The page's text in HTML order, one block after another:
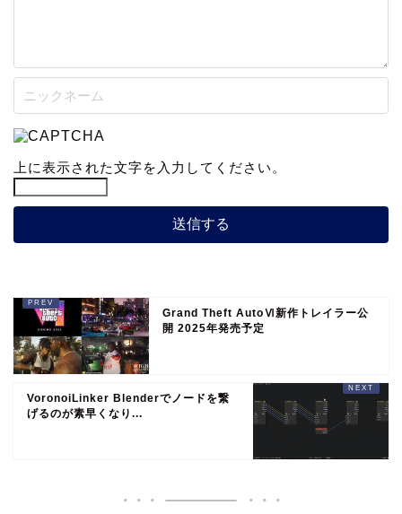
上に表示された文字を入力してください。
Grand Theft AutoⅥ新作トレイラー公
開 2025年発売予定
VoronoiLinker Blenderでノードを繋
げるのが素早くなり...